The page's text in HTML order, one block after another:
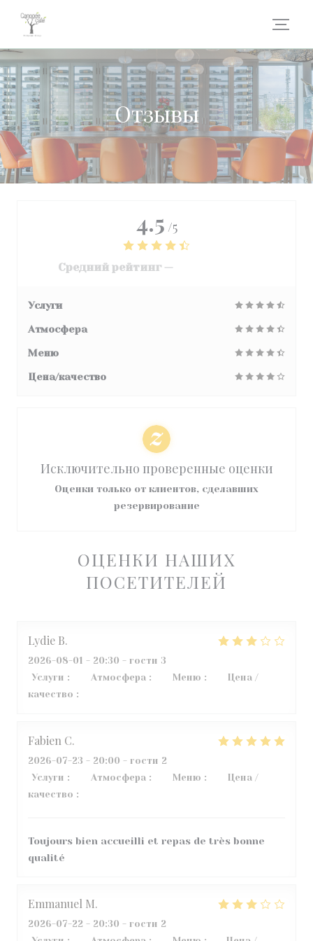
Отзывы
ОЦЕНКИ НАШИХ
ПОСЕТИТЕЛЕЙ
Lydie B
2026-08-01 - 20:30 - гости 3
Услуги : Атмосфера : Меню :
Цена /
качество :
Fabien C
2026-07-23 - 20:00 - гости 2
Услуги : Атмосфера : Меню :
Цена /
качество :
Toujours bien accueilli et repas de très bonne
qualité
Emmanuel M
2026-07-22 - 20:30 - гости 2
4.5 /5
Средний рейтинг —
Услуги
Атмосфера
Меню
Цена/качество
Исключительно проверенные оценки
Оценки только от клиентов, сделавших
резервирование